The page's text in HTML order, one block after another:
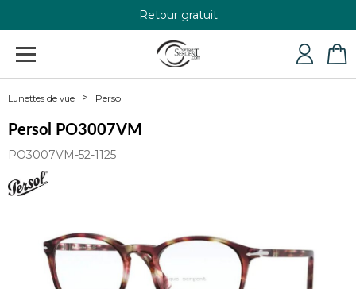
Retour gratuit
+33 4 79 24 76 84
Lunettes de vue Persol
Persol PO3007VM
PO3007VM-52-1125